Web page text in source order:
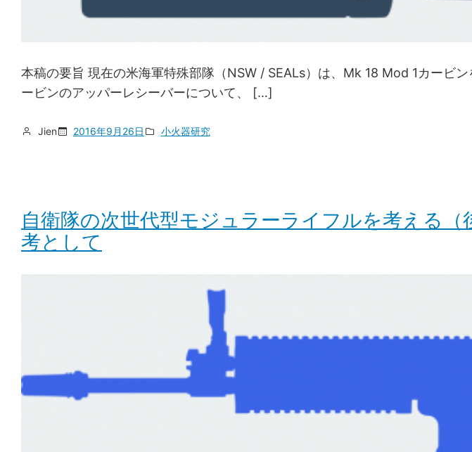
本稿の要旨 現在の米海軍特殊部隊（NSW / SEALs）は、Mk 18 Mod 1カービ
ービンのアッパーレシーバーについて、 […]
Jien 2016年9月26日 小火器研究
自衛隊の次世代型モジュラーライフルを考える
考として